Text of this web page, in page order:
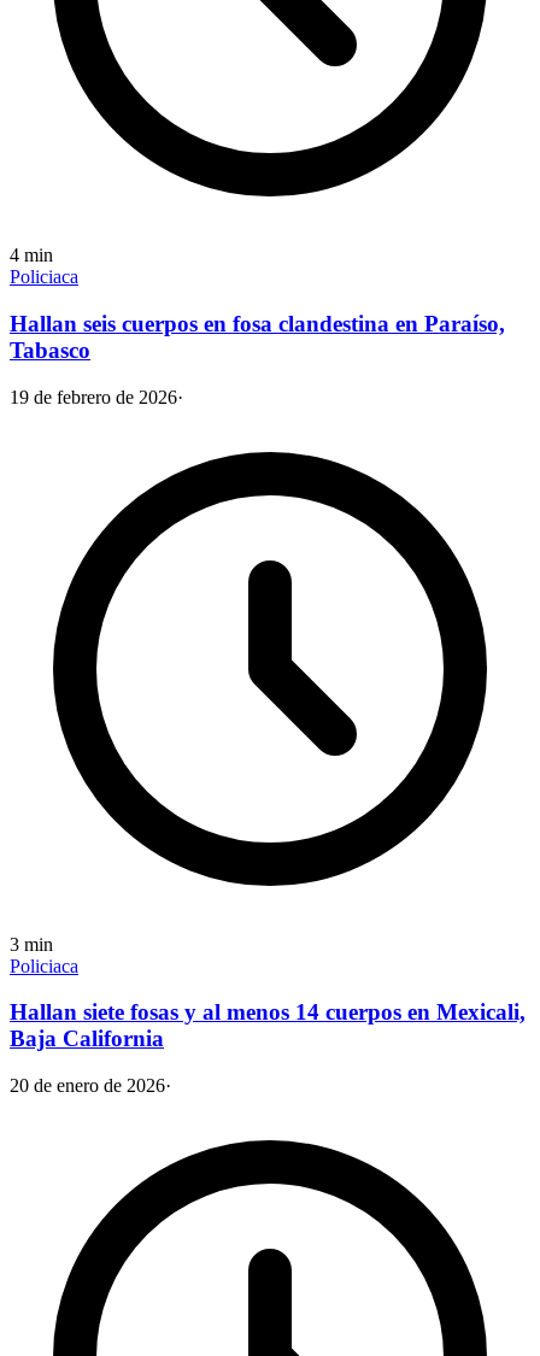
4 min
Policiaca
Hallan seis cuerpos en fosa clandestina en Paraíso,
Tabasco
19 de febrero de 2026·
3 min
Policiaca
Hallan siete fosas y al menos 14 cuerpos en Mexicali,
Baja California
20 de enero de 2026·